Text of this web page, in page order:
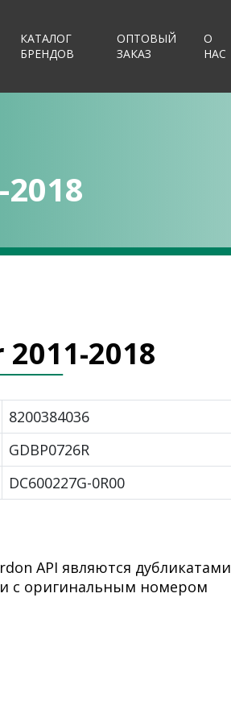
КАТАЛОГ
БРЕНДОВ
ОПТОВЫЙ
ЗАКАЗ
О
НАС
2018
8200384036
GDBP0726R
DC600227G-0R00
API являются дубликатами
с оригинальным номером